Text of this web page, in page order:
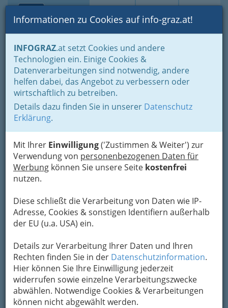
Suche Login Toggle
Informationen zu Cookies auf info-graz.at!
INFOGRAZ.at setzt Cookies und andere
Technologien ein. Einige Cookies &
Datenverarbeitungen sind notwendig, andere
helfen dabei, das Angebot zu verbessern oder
wirtschaftlich zu betreiben.
Details dazu finden Sie in unserer Datenschutz
Erklärung.
Mit Ihrer Einwilligung('Zustimmen & Weiter') zur
Verwendung von personenbezogenen Daten für
Werbung können Sie unsere Seite kostenfrei
nutzen.
Diese schließt die Verarbeitung von Daten wie IP-
Adresse, Cookies & sonstigen Identifiern außerhalb
der EU (u.a. USA) ein.
Details zur Verarbeitung Ihrer Daten und Ihren
Rechten finden Sie in der Datenschutzinformation.
Hier können Sie Ihre Einwilligung jederzeit
widerrufen sowie einzelne Verarbeitungszwecke
abwählen. Notwendige Cookies & Verarbeitungen
können nicht abgewählt werden.
Home Branchen
Gewerbe, Handwerk, Banken
Gewerbe & Handwerk, Gliederung der WKO
Landesinnung der Fahrzeugtechnik / Kraftfahrzeugtechniker
Dellendrücker
Dellendrücker